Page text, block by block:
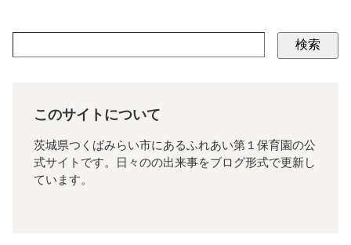
検索
このサイトについて
茨城県つくばみらい市にあるふれあい第１保育園の公
式サイトです。日々のの出来事をブログ形式で更新し
ています。